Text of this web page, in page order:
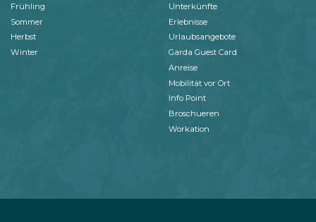
Frühling
Sommer
Herbst
Winter
Unterkünfte
Erlebnisse
Urlaubsangebote
Garda Guest Card
Anreise
Mobilität vor Ort
Info Point
Broschueren
Workation